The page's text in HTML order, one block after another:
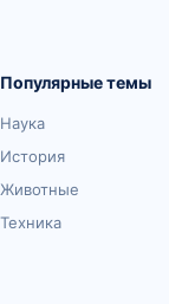
Популярные темы
Наука
История
Животные
Техника